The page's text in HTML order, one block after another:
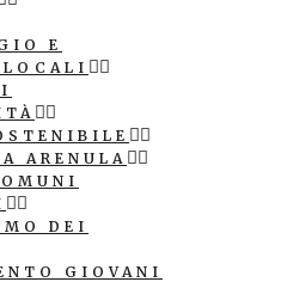
E
ARENULA
DEI
GIOVANI